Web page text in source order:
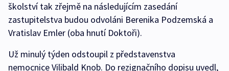
školství tak zřejmě na následujícím zasedání
zastupitelstva budou odvoláni Berenika Podzemská a
Vratislav Emler (oba hnutí Doktoři).
Už minulý týden odstoupil z představenstva
nemocnice Vilibald Knob. Do rezignačního dopisu uvedl,